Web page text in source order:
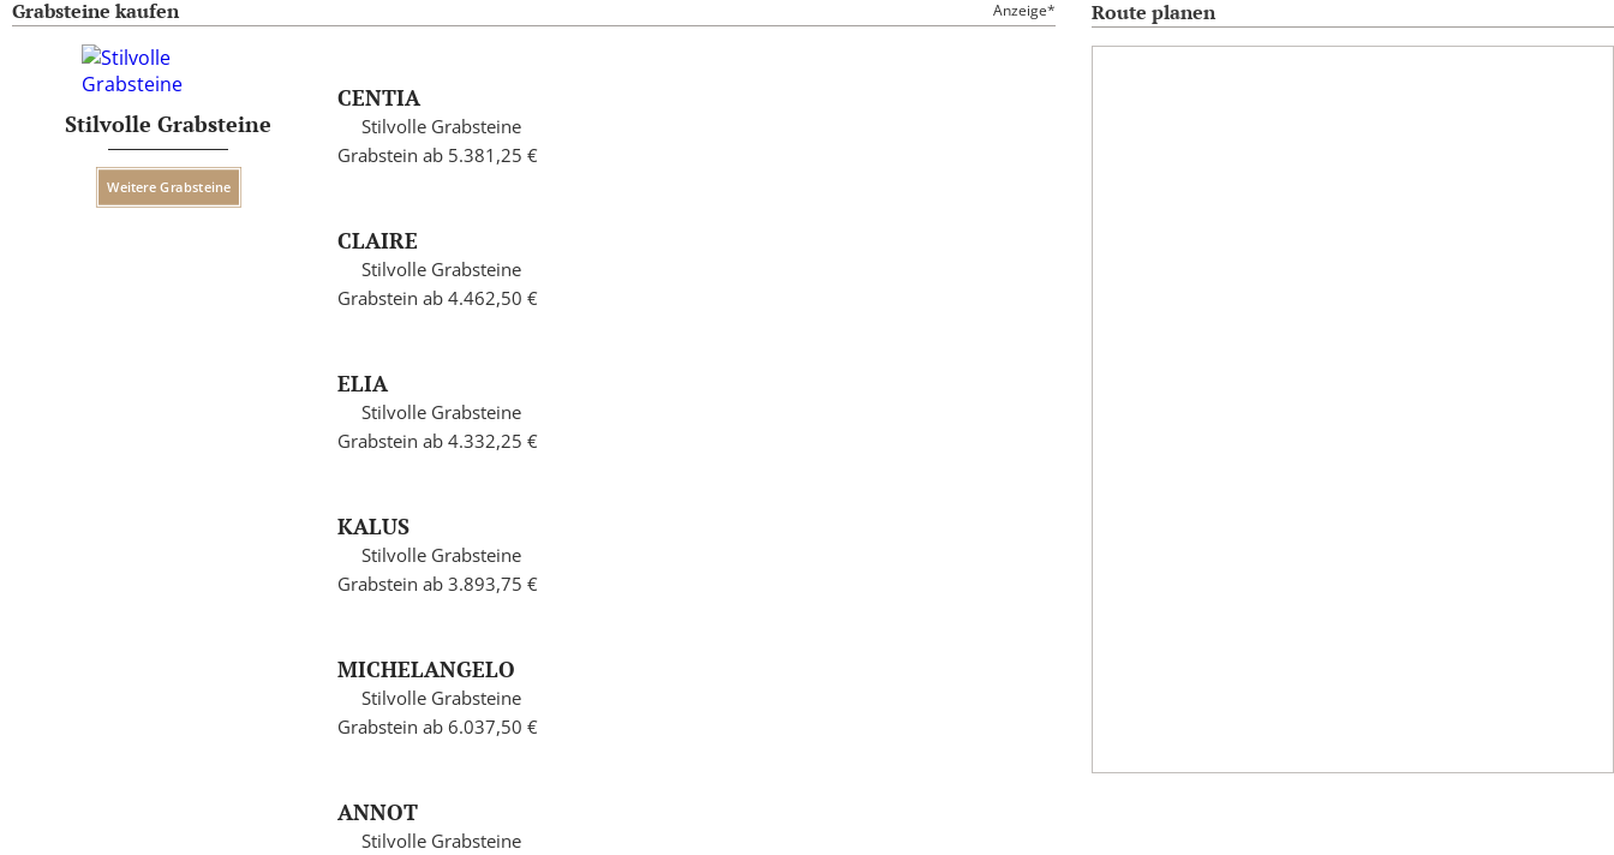
Grabsteine kaufen Anzeige*
Stilvolle Grabsteine
Weitere Grabsteine
CENTIA
Stilvolle Grabsteine
Grabstein ab 5.381,25 €
CLAIRE
Stilvolle Grabsteine
Grabstein ab 4.462,50 €
ELIA
Stilvolle Grabsteine
Grabstein ab 4.332,25 €
KALUS
Stilvolle Grabsteine
Grabstein ab 3.893,75 €
MICHELANGELO
Stilvolle Grabsteine
Grabstein ab 6.037,50 €
ANNOT
Stilvolle Grabsteine
Route planen